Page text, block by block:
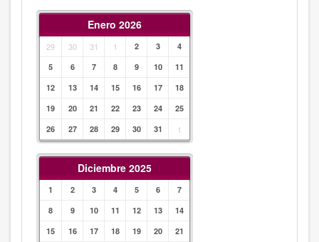
Enero 2026
29 30 31 1 2 3
4
5
6 7 8 9 10
11
12
13 14 15 16 17
18
19
20 21 22 23 24
25
26
27 28 29 30 31 1
Diciembre 2025
1 2 3 4 5 6
7
8
9 10 11 12 13
14
15
16 17 18 19 20
21